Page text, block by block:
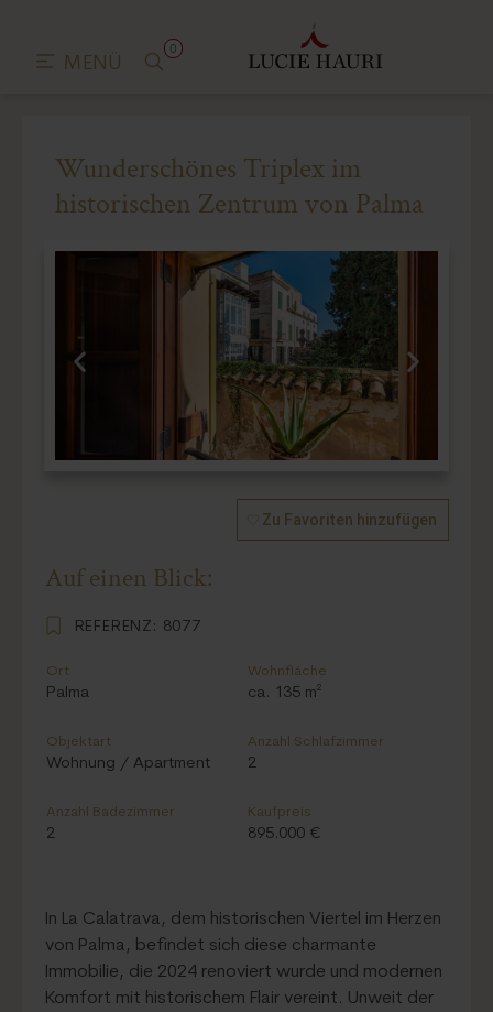
MENÜ
0
Wunderschönes Triplex im
historischen Zentrum von Palma
Zu Favoriten hinzufügen
Auf einen Blick:
REFERENZ: 8077
Ort
Palma
Wohnfläche
ca. 135 m²
Objektart
Wohnung / Apartment
Anzahl Schlafzimmer
2
Anzahl Badezimmer
2
Kaufpreis
895.000 €
In La Calatrava, dem historischen Viertel im Herzen
von Palma, befindet sich diese charmante
Immobilie, die 2024 renoviert wurde und modernen
Komfort mit historischem Flair vereint. Unweit der